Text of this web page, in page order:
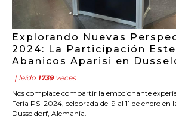
Explorando Nuevas
2024: La Participación
Abanicos Aparisi en
| leído 1739veces
Nos complace compartir la emocionante
Feria PSI 2024, celebrada del 9 al 11 de enero
Dusseldorf, Alemania.